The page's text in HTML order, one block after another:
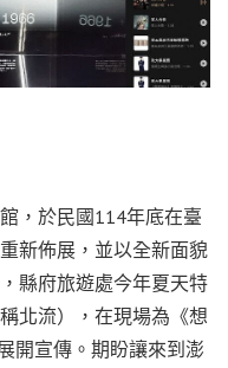
，於民國114年底在臺
新佈展，並以全新面貌
縣府旅遊處今年夏天特
北流），在現場為《想
開宣傳。期盼讓來到澎